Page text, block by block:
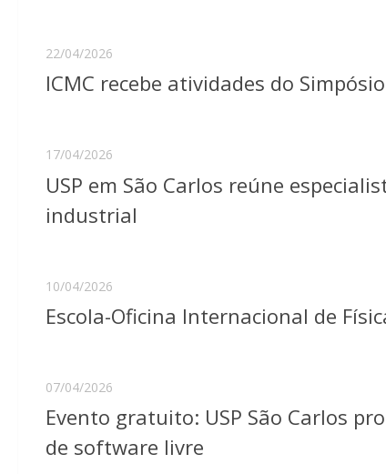
22/04/2026
ICMC recebe atividades do
17/04/2026
USP em São Carlos reúne
industrial
10/04/2026
Escola-Oficina Internacional de
07/04/2026
Evento gratuito: USP São Carlos
de software livre